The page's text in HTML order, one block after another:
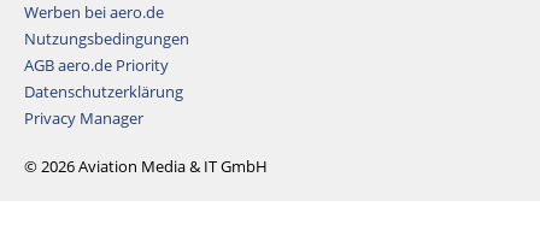
Werben bei aero.de
Nutzungsbedingungen
AGB aero.de Priority
Datenschutzerklärung
Privacy Manager
© 2026 Aviation Media & IT GmbH